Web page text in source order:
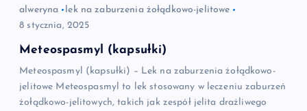
alweryna
lek na zaburzenia żołądkowo-jelitowe
8 stycznia, 2025
Meteospasmyl (kapsułki)
Meteospasmyl (kapsułki) – Lek na zaburzenia żołądkowo-
jelitowe Meteospasmyl to lek stosowany w leczeniu zaburzeń
żołądkowo-jelitowych, takich jak zespół jelita drażliwego